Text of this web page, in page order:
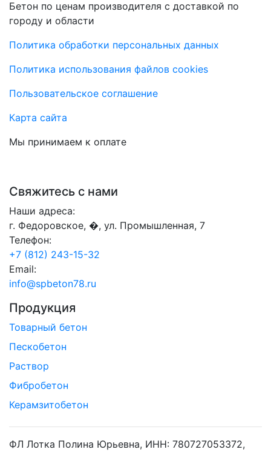
Бетон по ценам производителя с доставкой по
городу и области
Политика обработки персональных данных
Политика использования файлов cookies
Пользовательское соглашение
Карта сайта
Мы принимаем к оплате
Свяжитесь с нами
Наши адреса:
г. Федоровское, �, ул. Промышленная, 7
Телефон:
+7 (812) 243-15-32
Email:
info@spbeton78.ru
Продукция
Товарный бетон
Пескобетон
Раствор
Фибробетон
Керамзитобетон
ФЛ Лотка Полина Юрьевна, ИНН: 780727053372,